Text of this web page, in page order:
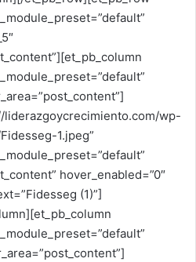
liderazgoycrecimiento.com/wp-
1.jpeg”
hover_enabled=”0″
(1)”]